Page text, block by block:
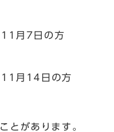
月7日の方
11月14日の方
とがあります。